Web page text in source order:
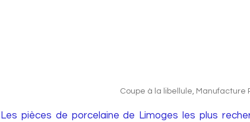
Coupe à la libellule, Manufacture
Les pièces de porcelaine de Limoges les plus